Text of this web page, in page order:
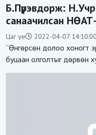
Б.Пүрэвдорж:
санаачилсан
хуулийн төслийг
зүтгэе!
Цаг үе 2022-04-07 14:10:00
“Өнгөрсөн долоо хоногт
буцаан олголтыг дөрвөн